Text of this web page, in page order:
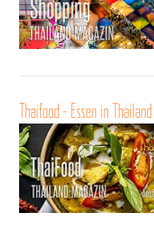
Thaifood - Essen in Thailand